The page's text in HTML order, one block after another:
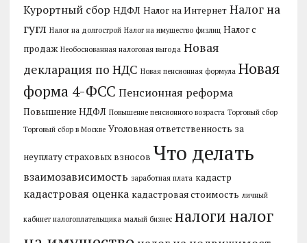
Курортный сбор НДФЛ Налог на Интернет Налог на
гугл Налог на долгострой Налог на имущество физлиц Налог с
продаж Необоснованная налоговая выгода Новая
декларация по НДС Новая пенсионная формула Новая
форма 4-ФСС Пенсионная реформа
Повышение НДФЛ Повышение пенсионного возраста Торговый сбор
Торговый сбор в Москве Уголовная ответственность за
неуплату страховых взносов Что делать
взаимозависимость заработная плата кадастр
кадастровая оценка кадастровая стоимость личный
кабинет налогоплательщика малый бизнес налоги налог